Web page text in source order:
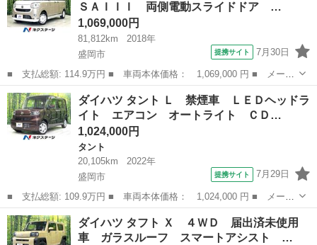
ウ 運転席エアバッ...ＳＡＩＩＩ 両側電動スライドドア …
1,069,000円
81,812km
2018年
盛岡市
提携サイト 7月30日
■ 支払総額: 114.9万円 ■ 車両本体価格： 1,069,000 円 ■ メーカ
ー名： ダイハツ ■ 車種名： ムーヴキャンバス ■ グレード
名： Ｇメイクアップ ＳＡＩＩＩ 両側電動スライドドア 純正メ
モリーナビ ...
岩手 盛岡市 ダイハツ
ダイハツ タント Ｌ 禁煙車 ＬＥＤヘッドラ
イト エアコン オートライト ＣＤ…
1,024,000円
タント
20,105km
2022年
盛岡市
提携サイト 7月29日
■ 支払総額: 109.9万円 ■ 車両本体価格： 1,024,000 円 ■ メーカ
ー名： ダイハツ ■ 車種名： タント ■ グレード名： Ｌ 禁煙
車 ＬＥＤヘッドライト エアコン オートライト ＣＤ再生 １４
インチホ...
岩手 盛岡市 タント
ダイハツ タフト Ｘ ４ＷＤ 届出済未使用
車 ガラスルーフ スマートアシスト …